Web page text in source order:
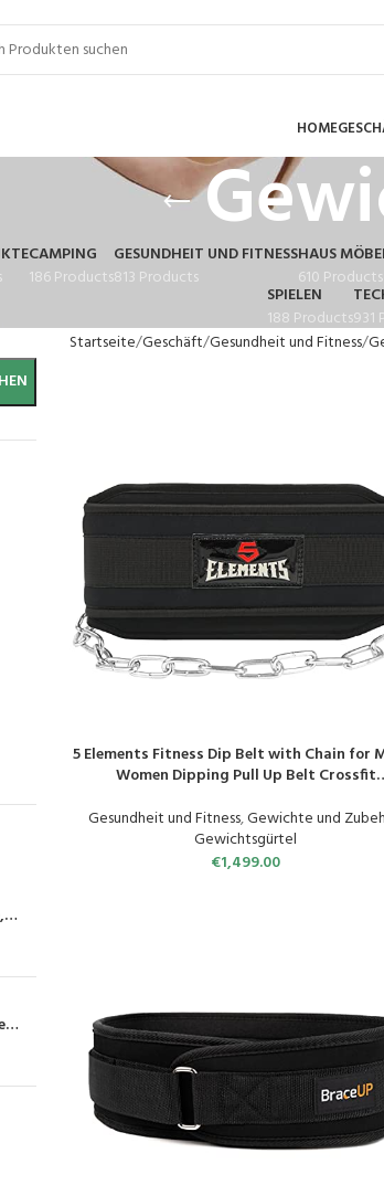
HOME
CAMPING
186 Products
GESUNDHEIT UND FITNESS
813 Products
HAUS
610 Products
SPIELEN
188 Products931
Startseite Geschäft Gesundheit und Fitness
PRODUKT KAUFEN
5 Elements Fitness Dip Belt with Chain for
Women Dipping Pull Up Belt Crossfit
Weight Lifting
Gesundheit und Fitness,Gewichte und
Gewichtsgürtel
€1,499.00